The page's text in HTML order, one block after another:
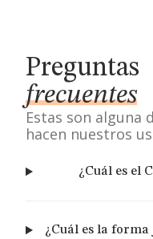
Preguntas
frecuentes
Estas son alguna
hacen nuestros
¿Cuál es el
¿Cuál es la